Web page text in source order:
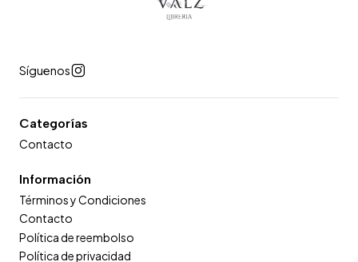
Síguenos
Categorías
Contacto
Información
Términos y Condiciones
Contacto
Política de reembolso
Política de privacidad